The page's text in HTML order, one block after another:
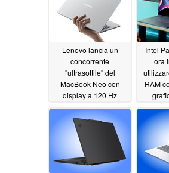
Lenovo lancia un
concorrente
"ultrasottile" del
MacBook Neo con
display a 120 Hz
07/11/2026
Intel
ora
RAM